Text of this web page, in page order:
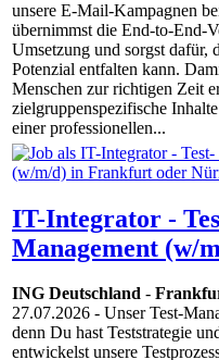
unsere E-Mail-Kampagnen
übernimmst die End-to-End-
Umsetzung und sorgst dafür,
Potenzial entfalten kann.
Menschen zur richtigen Zeit
zielgruppenspezifische
einer professionellen...
IT-Integrator -
Management (w/
ING Deutschland -
27.07.2026 - Unser Test-
denn Du hast Teststrategie
entwickelst unsere